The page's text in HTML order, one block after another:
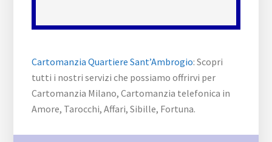
Cartomanzia Quartiere Sant’Ambrogio: Scopri
tutti i nostri servizi che possiamo offrirvi per
Cartomanzia Milano, Cartomanzia telefonica in
Amore, Tarocchi, Affari, Sibille, Fortuna.